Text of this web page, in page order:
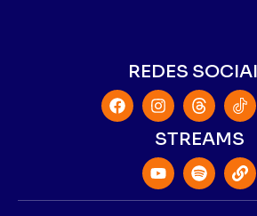
REDES
STREAMS